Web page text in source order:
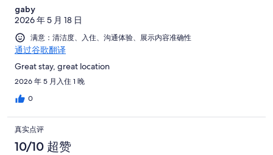
gaby
2026 年 5 月 18 日
满意：清洁度、入住、沟通体验、展示内容准确性
通过谷歌翻译
Great stay, great location
2026 年 5 月入住 1 晚
0
真实点评
10/10 超赞